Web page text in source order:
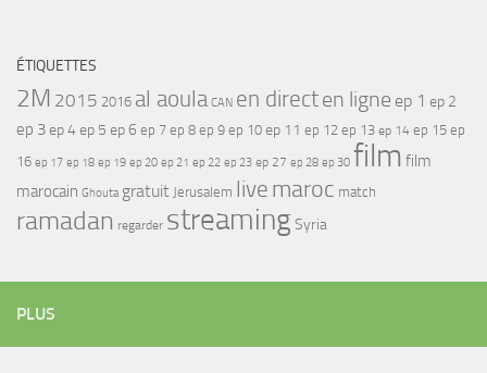
ÉTIQUETTES
2M 2015 2016 al aoula CAN en directen ligne ep 1 ep 2
ep 3ep 4ep 5 ep 6 ep 7 ep 8 ep 9 ep 10 ep 11 ep 12 ep 13 ep 14 ep 15 ep
16 ep 17 ep 18 ep 19 ep 20 ep 21 ep 22 ep 23 ep 27 ep 28 ep 30 film film
marocain Ghouta gratuit Jerusalem live maroc match
ramadan regarder streamingSyria
PLUS